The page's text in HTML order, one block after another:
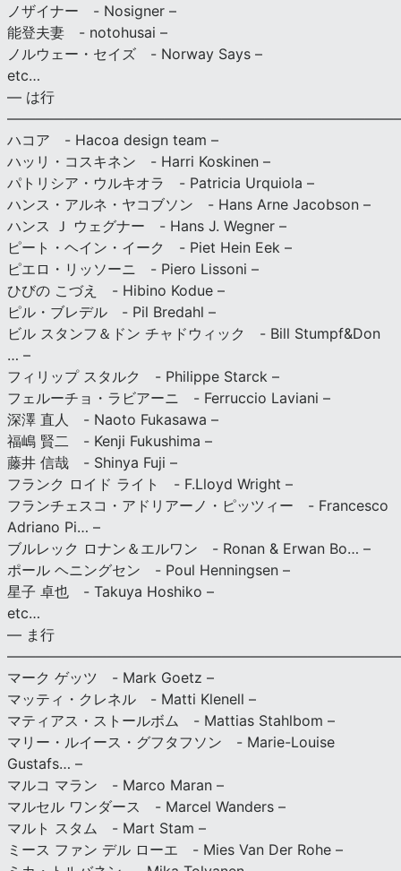
ノザイナー - Nosigner –
能登夫妻 - notohusai –
ノルウェー・セイズ - Norway Says –
etc…
— は行
ハコア - Hacoa design team –
ハッリ・コスキネン - Harri Koskinen –
パトリシア・ウルキオラ - Patricia Urquiola –
ハンス・アルネ・ヤコブソン - Hans Arne Jacobson –
ハンス Ｊ ウェグナー - Hans J. Wegner –
ピート・ヘイン・イーク - Piet Hein Eek –
ピエロ・リッソーニ - Piero Lissoni –
ひびの こづえ - Hibino Kodue –
ピル・ブレデル - Pil Bredahl –
ビル スタンフ＆ドン チャドウィック - Bill Stumpf&Don
… –
フィリップ スタルク - Philippe Starck –
フェルーチョ・ラビアーニ - Ferruccio Laviani –
深澤 直人 - Naoto Fukasawa –
福嶋 賢二 - Kenji Fukushima –
藤井 信哉 - Shinya Fuji –
フランク ロイド ライト - F.Lloyd Wright –
フランチェスコ・アドリアーノ・ピッツィー - Francesco
Adriano Pi… –
ブルレック ロナン＆エルワン - Ronan & Erwan Bo… –
ポール ヘニングセン - Poul Henningsen –
星子 卓也 - Takuya Hoshiko –
etc…
— ま行
マーク ゲッツ - Mark Goetz –
マッティ・クレネル - Matti Klenell –
マティアス・ストールボム - Mattias Stahlbom –
マリー・ルイース・グフタフソン - Marie-Louise
Gustafs… –
マルコ マラン - Marco Maran –
マルセル ワンダース - Marcel Wanders –
マルト スタム - Mart Stam –
ミース ファン デル ローエ - Mies Van Der Rohe –